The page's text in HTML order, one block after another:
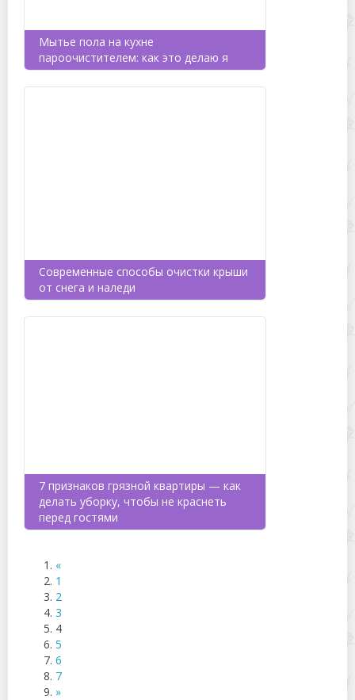
Мытье пола на кухне
пароочистителем: как это делаю я
Современные способы очистки крыши
от снега и наледи
7 признаков грязной квартиры — как
делать уборку, чтобы не краснеть
перед гостями
«
1
2
3
4
5
6
7
»